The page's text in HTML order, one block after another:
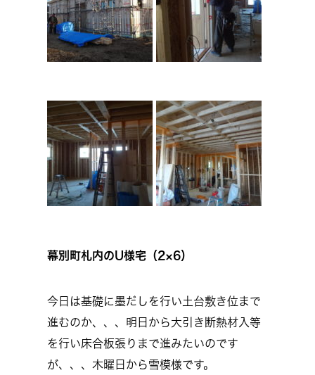
幕別町札内のU様宅（2×6）
今日は基礎に墨だしを行い土台敷き位まで
進むのか、、、明日から大引き断熱材入等
を行い床合板張りまで進みたいのです
が、、、木曜日から雪模様です。